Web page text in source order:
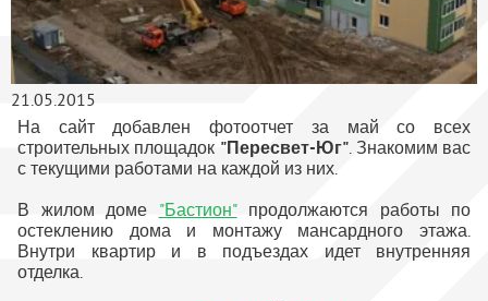
21.05.2015
На сайт добавлен фотоотчет за май со всех
строительных площадок "Пересвет-Юг". Знакомим вас
с текущими работами на каждой из них.
В жилом доме "Бастион"продолжаются работы по
остеклению дома и монтажу мансардного этажа.
Внутри квартир и в подъездах идет внутренняя
отделка.